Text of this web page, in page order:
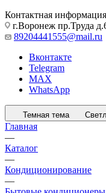
Контактная информация
г.Воронеж пр.Труда
89204441555@mail.ru
Вконтакте
Telegram
MAX
WhatsApp
Темная тема
Главная
—
Каталог
—
Кондиционирование
—